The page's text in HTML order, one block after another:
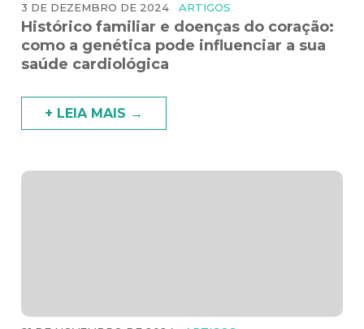
3 DE DEZEMBRO DE 2024 ARTIGOS
Histórico familiar e doenças do coração:
como a genética pode influenciar a sua
saúde cardiológica
+ LEIA MAIS →